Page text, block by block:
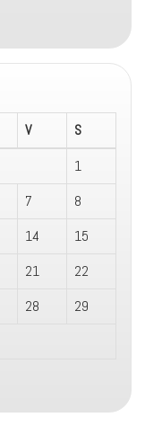
V
S
1
7
8
14
15
21
22
28
29